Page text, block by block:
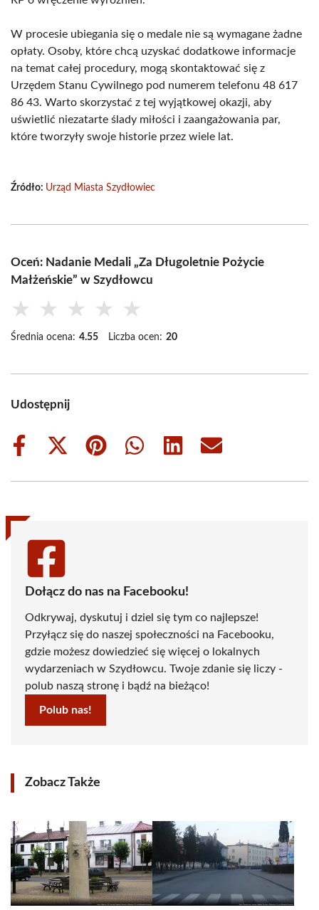
W procesie ubiegania się o medale nie są wymagane żadne
opłaty. Osoby, które chcą uzyskać dodatkowe informacje
na temat całej procedury, mogą skontaktować się z
Urzędem Stanu Cywilnego pod numerem telefonu 48 617
86 43. Warto skorzystać z tej wyjątkowej okazji, aby
uświetlić niezatarte ślady miłości i zaangażowania par,
które tworzyły swoje historie przez wiele lat.
Źródło: Urząd Miasta Szydłowiec
Oceń: Nadanie Medali „Za Długoletnie Pożycie
Małżeńskie” w Szydłowcu
★ ★ ★ ★ ★
Średnia ocena: 4.55 Liczba ocen: 20
Udostępnij
Share
Share
(Twitter)
Share
Share
Share
Share
Dołącz do nas na Facebooku!
Odkrywaj, dyskutuj i dziel się tym co najlepsze!
Przyłącz się do naszej społeczności na Facebooku,
gdzie możesz dowiedzieć się więcej o lokalnych
wydarzeniach w Szydłowcu. Twoje zdanie się liczy -
polub naszą stronę i bądź na bieżąco!
Polub nas!
Zobacz Także